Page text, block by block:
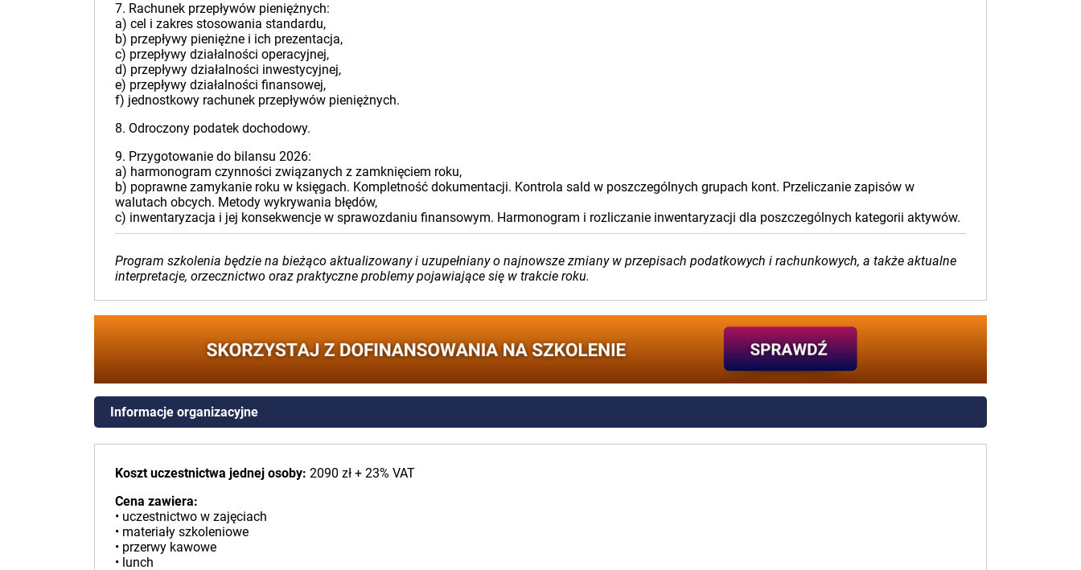
7. Rachunek przepływów pieniężnych:
a) cel i zakres stosowania standardu,
b) przepływy pieniężne i ich prezentacja,
c) przepływy działalności operacyjnej,
d) przepływy działalności inwestycyjnej,
e) przepływy działalności finansowej,
f) jednostkowy rachunek przepływów pieniężnych.
8. Odroczony podatek dochodowy.
9. Przygotowanie do bilansu 2026:
a) harmonogram czynności związanych z zamknięciem roku,
b) poprawne zamykanie roku w księgach. Kompletność dokumentacji. Kontrola sald w poszczególnych grupach kont. Przeliczanie zapisów w
walutach obcych. Metody wykrywania błędów,
c) inwentaryzacja i jej konsekwencje w sprawozdaniu finansowym. Harmonogram i rozliczanie inwentaryzacji dla poszczególnych kategorii aktywów.
Program szkolenia będzie na bieżąco aktualizowany i uzupełniany o najnowsze zmiany w przepisach podatkowych i rachunkowych, a także aktualne
interpretacje, orzecznictwo oraz praktyczne problemy pojawiające się w trakcie roku.
Informacje organizacyjne
Koszt uczestnictwa jednej osoby: 2090 zł + 23% VAT
Cena zawiera:
• uczestnictwo w zajęciach
• materiały szkoleniowe
• przerwy kawowe
• lunch